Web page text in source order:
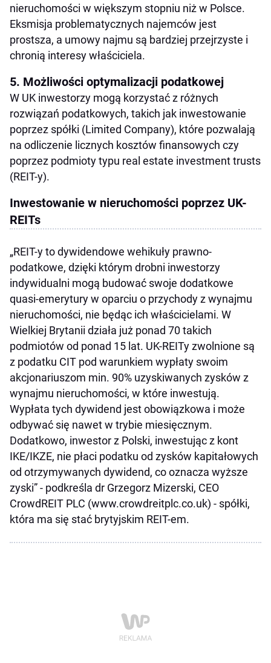
nieruchomości w większym stopniu niż w Polsce.
Eksmisja problematycznych najemców jest
prostsza, a umowy najmu są bardziej przejrzyste i
chronią interesy właściciela.
5. Możliwości optymalizacji podatkowej
W UK inwestorzy mogą korzystać z różnych
rozwiązań podatkowych, takich jak inwestowanie
poprzez spółki (Limited Company), które pozwalają
na odliczenie licznych kosztów finansowych czy
poprzez podmioty typu real estate investment trusts
(REIT-y).
Inwestowanie w nieruchomości poprzez UK-
REITs
„REIT-y to dywidendowe wehikuły prawno-
podatkowe, dzięki którym drobni inwestorzy
indywidualni mogą budować swoje dodatkowe
quasi-emerytury w oparciu o przychody z wynajmu
nieruchomości, nie będąc ich właścicielami. W
Wielkiej Brytanii działa już ponad 70 takich
podmiotów od ponad 15 lat. UK-REITy zwolnione są
z podatku CIT pod warunkiem wypłaty swoim
akcjonariuszom min. 90% uzyskiwanych zysków z
wynajmu nieruchomości, w które inwestują.
Wypłata tych dywidend jest obowiązkowa i może
odbywać się nawet w trybie miesięcznym.
Dodatkowo, inwestor z Polski, inwestując z kont
IKE/IKZE, nie płaci podatku od zysków kapitałowych
od otrzymywanych dywidend, co oznacza wyższe
zyski” - podkreśla dr Grzegorz Mizerski, CEO
CrowdREIT PLC (www.crowdreitplc.co.uk) - spółki,
która ma się stać brytyjskim REIT-em.